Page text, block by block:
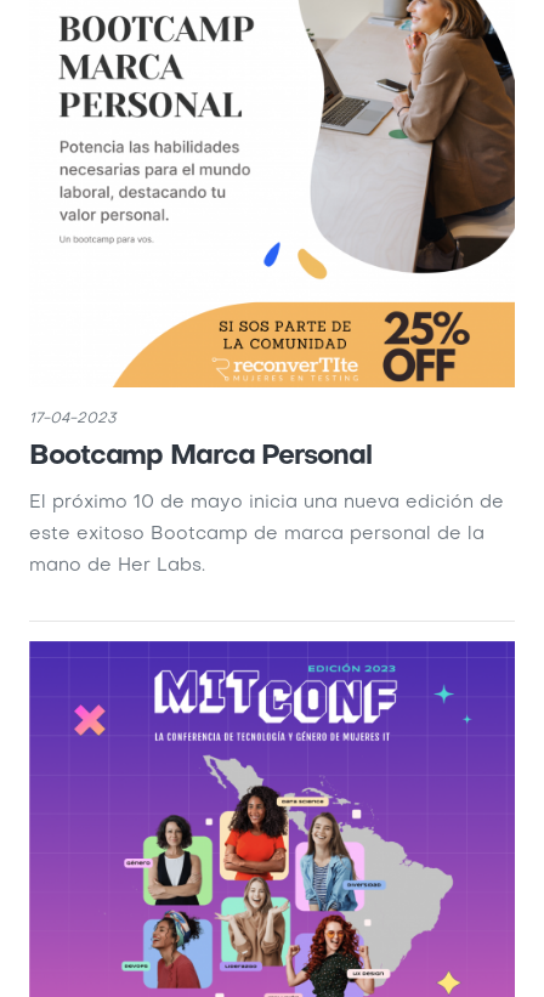
17-04-2023
Bootcamp Marca Personal
El próximo 10 de mayo inicia una nueva edición de
este exitoso Bootcamp de marca personal de la
mano de Her Labs.